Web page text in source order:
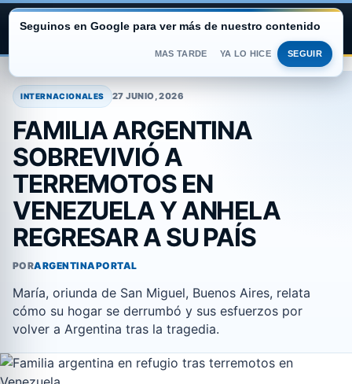
contenido
ARGENTINA PORTAL
INTERNACIONALES 27 JUNIO, 2026
FAMILIA ARGENTINA
SOBREVIVIÓ A
TERREMOTOS EN
VENEZUELA Y ANHELA
REGRESAR A SU PAÍS
PORARGENTINAPORTAL
María, oriunda de San Miguel, Buenos Aires, relata
cómo su hogar se derrumbó y sus esfuerzos por
volver a Argentina tras la tragedia.
Seguinos en Google para ver más de nuestro contenido
MAS TARDE YA LO HICE SEGUIR